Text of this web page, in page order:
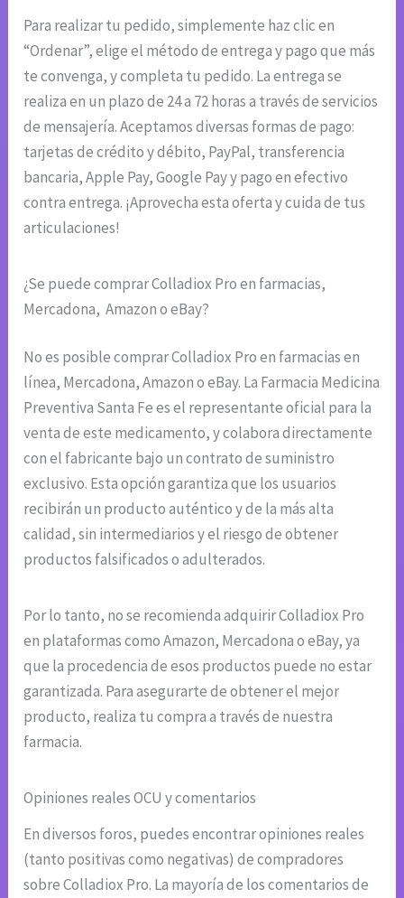
Para realizar tu pedido, simplemente haz clic en
“Ordenar”, elige el método de entrega y pago que más
te convenga, y completa tu pedido. La entrega se
realiza en un plazo de 24 a 72 horas a través de servicios
de mensajería. Aceptamos diversas formas de pago:
tarjetas de crédito y débito, PayPal, transferencia
bancaria, Apple Pay, Google Pay y pago en efectivo
contra entrega. ¡Aprovecha esta oferta y cuida de tus
articulaciones!
¿Se puede comprar Colladiox Pro en farmacias,
Mercadona, Amazon o eBay?
No es posible comprar Colladiox Pro en farmacias en
línea, Mercadona, Amazon o eBay. La Farmacia Medicina
Preventiva Santa Fe es el representante oficial para la
venta de este medicamento, y colabora directamente
con el fabricante bajo un contrato de suministro
exclusivo. Esta opción garantiza que los usuarios
recibirán un producto auténtico y de la más alta
calidad, sin intermediarios y el riesgo de obtener
productos falsificados o adulterados.
Por lo tanto, no se recomienda adquirir Colladiox Pro
en plataformas como Amazon, Mercadona o eBay, ya
que la procedencia de esos productos puede no estar
garantizada. Para asegurarte de obtener el mejor
producto, realiza tu compra a través de nuestra
farmacia.
Opiniones reales OCU y comentarios
En diversos foros, puedes encontrar opiniones reales
(tanto positivas como negativas) de compradores
sobre Colladiox Pro. La mayoría de los comentarios de